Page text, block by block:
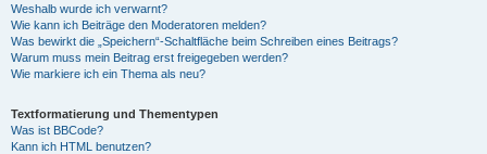
Weshalb wurde ich verwarnt?
Wie kann ich Beiträge den Moderatoren melden?
Was bewirkt die „Speichern“-Schaltfläche beim Schreiben eines Beitrags?
Warum muss mein Beitrag erst freigegeben werden?
Wie markiere ich ein Thema als neu?
Textformatierung und Thementypen
Was ist BBCode?
Kann ich HTML benutzen?